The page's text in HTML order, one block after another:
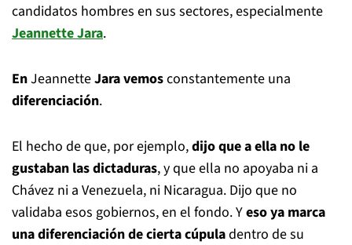
candidatos hombres en sus sectores, especialmente
Jeannette Jara.
EnJeannetteJara vemosconstantemente una
diferenciación.
El hecho de que, por ejemplo,dijo que a ella no le
gustaban las dictaduras, y que ella no apoyaba ni a
Chávez ni a Venezuela, ni Nicaragua. Dijo que no
validaba esos gobiernos, en el fondo. Yeso ya marca
una diferenciación de cierta cúpuladentro de su